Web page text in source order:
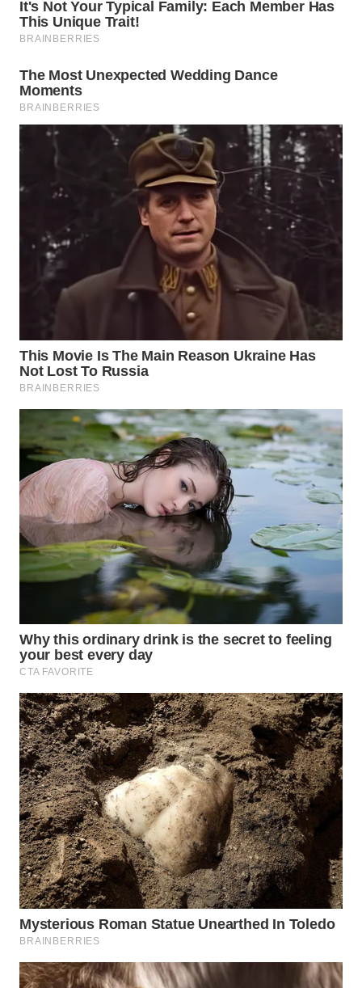
LESUNG
KARO
SIMALUNGUN
LABUHANBATU
WN
TAPANULI
TENGAH
WN
TEBING
TINGGI
WN
PAKPAK
WN
KARAWANG
WN
BEKASI
BOGOR
WN
DEPOK
WN
TAPANULI
UTARA
WN
SAMOSIR
WN
PADANG
LAWAS
WN
SUMEDANG